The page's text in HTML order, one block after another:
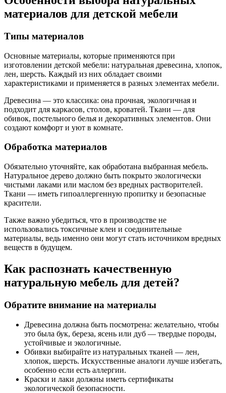
материалов для детской мебели
Типы материалов
Основные материалы, которые применяются при
изготовлении детской мебели: натуральная древесина, хлопок,
лен, шерсть. Каждый из них обладает своими
характеристиками и применяется в разных элементах мебели.
Древесина — это классика: она прочная, экологичная и
подходит для каркасов, столов, кроватей. Ткани — для
обивок, постельного белья и декоративных элементов. Они
создают комфорт и уют в комнате.
Обработка материалов
Обязательно уточняйте, как обработана выбранная мебель.
Натуральное дерево должно быть покрыто экологически
чистыми лаками или маслом без вредных растворителей.
Ткани — иметь гипоаллергенную пропитку и безопасные
красители.
Также важно убедиться, что в производстве не
использовались токсичные клеи и соединительные
материалы, ведь именно они могут стать источником вредных
веществ в будущем.
Как распознать качественную
натуральную мебель для детей?
Обратите внимание на материалы
Древесина должна быть посмотрена: желательно, чтобы
это была бук, береза, ясень или дуб — твердые породы,
устойчивые и экологичные.
Обивки выбирайте из натуральных тканей — лен,
хлопок, шерсть. Искусственные аналоги лучше избегать,
особенно если есть аллергии.
Краски и лаки должны иметь сертификаты
экологической безопасности.